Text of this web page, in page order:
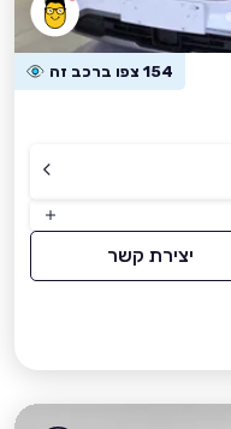
154 צפו ברכב זה
יצירת קשר